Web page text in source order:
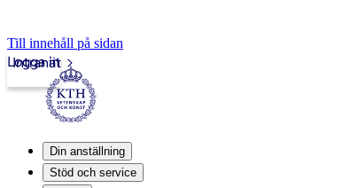
Till innehåll på sidan
Intranät
Logga in
Din anställning
Stöd och service